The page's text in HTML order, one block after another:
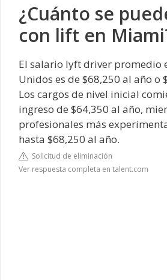
¿Cuánto se
con lift en
El salario lyft driver promedio
Unidos es de $68,250 al año o
Los cargos de nivel inicial
ingreso de $64,350 al año,
profesionales más
hasta $68,250 al año.
Solicitud de eliminación
Ver respuesta completa en talent.com